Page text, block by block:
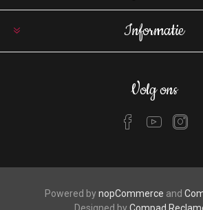
Informatie
Volg ons
Powered bynopCommerce and